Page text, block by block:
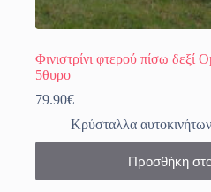
Φινιστρίνι φτερού πίσω δεξί
5θυρο
79.90€
Κρύσταλλα αυτοκινήτων
Προσθήκη